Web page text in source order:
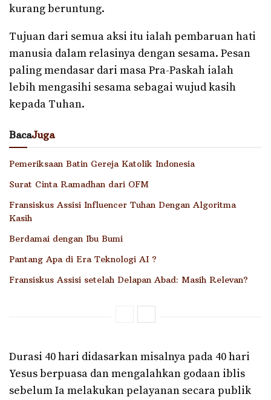
kurang beruntung.
Tujuan dari semua aksi itu ialah pembaruan hati
manusia dalam relasinya dengan sesama. Pesan
paling mendasar dari masa Pra-Paskah ialah
lebih mengasihi sesama sebagai wujud kasih
kepada Tuhan.
BacaJuga
Pemeriksaan Batin Gereja Katolik Indonesia
Surat Cinta Ramadhan dari OFM
Fransiskus Assisi Influencer Tuhan Dengan Algoritma
Kasih
Berdamai dengan Ibu Bumi
Pantang Apa di Era Teknologi AI ?
Fransiskus Assisi setelah Delapan Abad: Masih Relevan?
Durasi 40 hari didasarkan misalnya pada 40 hari
Yesus berpuasa dan mengalahkan godaan iblis
sebelum Ia melakukan pelayanan secara publik